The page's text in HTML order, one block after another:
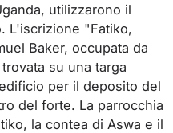
utilizzarono il
L'iscrizione "Fatiko,
Baker, occupata da
su una targa
per il deposito del
del forte. La parrocchia
la contea di Aswa e il